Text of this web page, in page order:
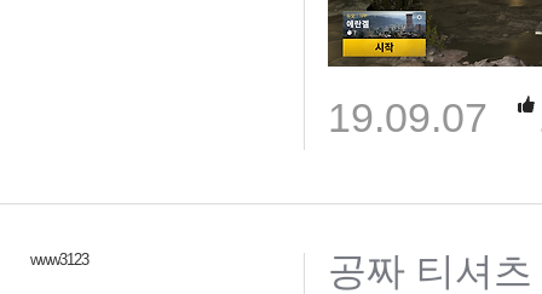
19.09.07
www3123 공짜 티셔츠